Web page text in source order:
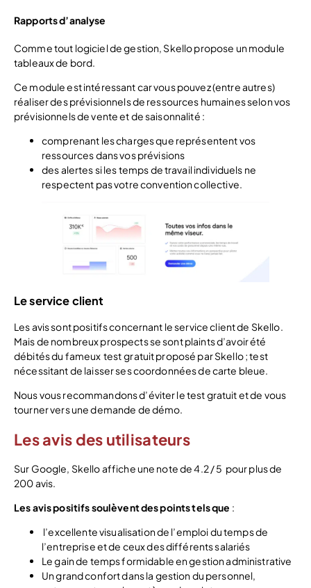
Rapports d’analyse
Comme tout logiciel de gestion, Skello propose un module
tableaux de bord.
Ce module est intéressant car vous pouvez (entre autres)
réaliser des prévisionnels de ressources humaines selon vos
prévisionnels de vente et de saisonnalité :
comprenant les charges que représentent vos
ressources dans vos prévisions
des alertes si les temps de travail individuels ne
respectent pas votre convention collective.
Le service client
Les avis sont positifs concernant le service client de Skello.
Mais de nombreux prospects se sont plaints d’avoir été
débités du fameux test gratuit proposé par Skello ; test
nécessitant de laisser ses coordonnées de carte bleue.
Nous vous recommandons d’éviter le test gratuit et de vous
tourner vers une demande de démo.
Les avis des utilisateurs
Sur Google, Skello affiche une note de 4.2 / 5 pour plus de
200 avis.
Les avis positifssoulèventdes points tels que :
l’excellente visualisation de l’emploi du temps de
l’entreprise et de ceux des différents salariés
Le gain de temps formidable en gestion administrative
Un grand confort dans la gestion du personnel,